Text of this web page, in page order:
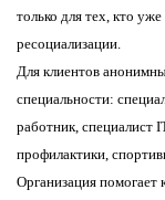
только для тех, кто
ресоциализации.
Для клиентов
специальности:
работник, специалист
профилактики,
Организация помогает